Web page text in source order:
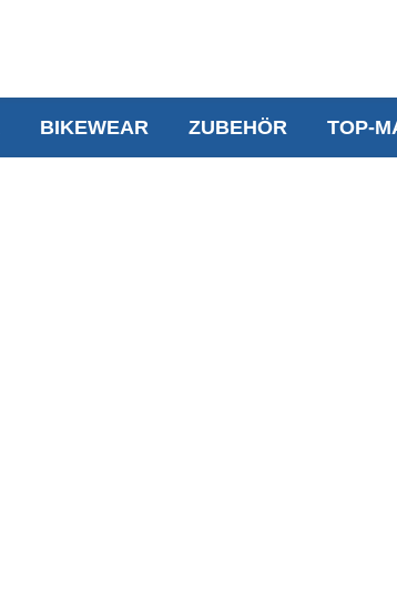
BIKEWEAR ZUBEHÖR TOP-